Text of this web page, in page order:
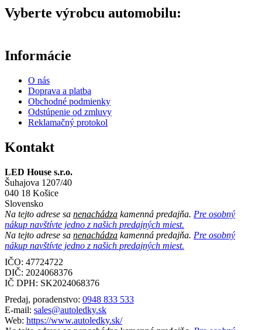
Vyberte výrobcu automobilu:
Informácie
O nás
Doprava a platba
Obchodné podmienky
Odstúpenie od zmluvy
Reklamačný protokol
Kontakt
LED House s.r.o.
Šuhajova 1207/40
040 18 Košice
Slovensko
Na tejto adrese sa nenachádza kamenná predajňa. Pre osobný
nákup navštívte jedno z našich predajných miest.
Na tejto adrese sa nenachádza kamenná predajňa. Pre osobný
nákup navštívte jedno z našich predajných miest.
IČO: 47724722
DIČ: 2024068376
IČ DPH: SK2024068376
Predaj, poradenstvo: 0948 833 533
E-mail: sales@autoledky.sk
Web: https://www.autoledky.sk/